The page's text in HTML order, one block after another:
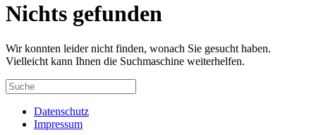
Nichts gefunden
Wir konnten leider nicht finden, wonach Sie gesucht haben.
Vielleicht kann Ihnen die Suchmaschine weiterhelfen.
Datenschutz
Impressum